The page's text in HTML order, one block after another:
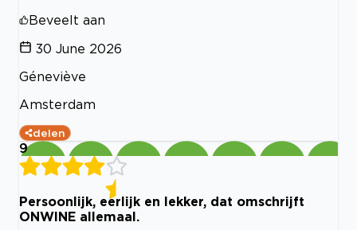
Beveelt aan
30 June 2026
Géneviève
Amsterdam
delen
9
Persoonlijk, eerlijk en lekker, dat omschrijft
ONWINE allemaal.